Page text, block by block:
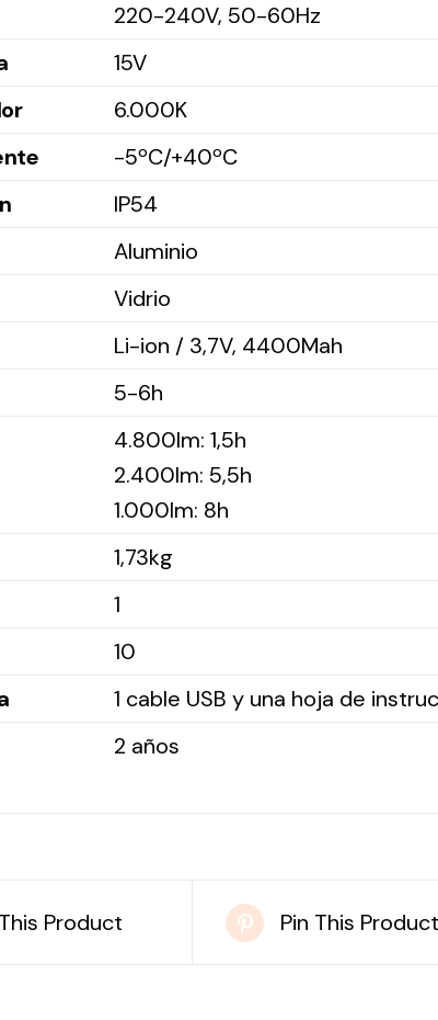
220-240V, 50-60Hz
15V
6.000K
-5ºC/+40ºC
IP54
Aluminio
Vidrio
Li-ion / 3,7V, 4400Mah
5-6h
4.800lm: 1,5h
2.400lm: 5,5h
1.000lm: 8h
1,73kg
1
10
1 cable USB y una hoja de
2 años
Product Pin This Product